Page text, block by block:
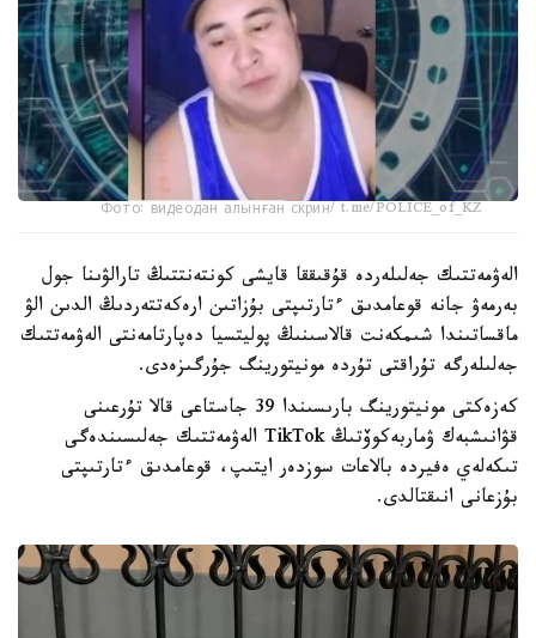
Фото: видеодан алынған скрин/ t.me/POLICE_of_KZ
الەۋمەتتىك جەلىلەردە قۇقىققا قايشى كونتەنتتىڭ تارالۋىنا جول
بەرمەۋ جانە قوعامدىق ءتارتىپتى بۇزاتىن ارەكەتتەردىڭ الدىن الۋ
ماقساتىندا شىمكەنت قالاسىنىڭ پوليتسيا دەپارتامەنتى الەۋمەتتىك
جەلىلەرگە تۇراقتى تۇردە مونيتورينگ جۇرگىزەدى.
كەزەكتى مونيتورينگ بارىسىندا 39 جاستاعى قالا تۇرعىنى
قۋانىشبەك ۋماربەكوۆتىڭ TikTok الەۋمەتتىك جەلىسىندەگى
تىكەلەي ەفيردە بالاعات سوزدەر ايتىپ، قوعامدىق ءتارتىپتى
بۇزعانى انىقتالدى.